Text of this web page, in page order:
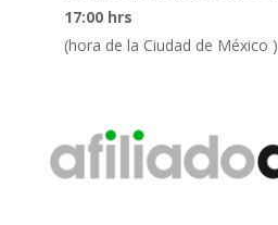
17:00 hrs
(hora de la Ciudad de México )